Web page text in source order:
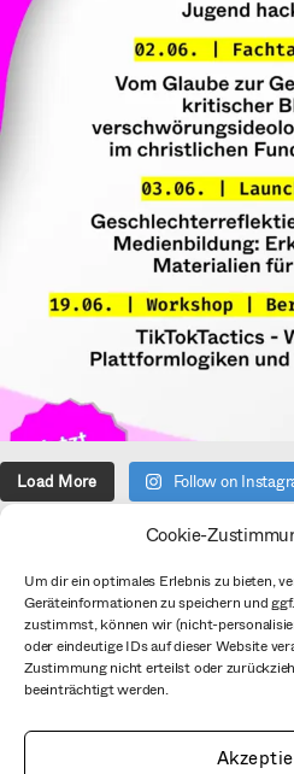
Cookie-
Um dir ein optimales Erlebnis zu bieten,
Geräteinformationen zu speichern und
zustimmst, können wir (nicht-
oder eindeutige IDs auf dieser Website
Zustimmung nicht erteilst oder
beeinträchtigt werden.
Load More Follow on
Über